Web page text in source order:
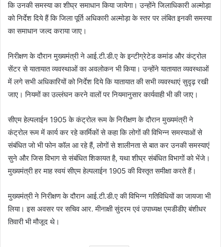
कि उनकी समस्या का शीघ्र समाधान किया जायेगा। उन्होंने जिलाधिकारी अल्मोड़ा
को निर्देश दिये हैं कि जिला पूर्ति अधिकारी अल्मोड़ा के स्तर पर लंबित इनकी समस्या
का समाधान जल्द कराया जाए।
निरीक्षण के दौरान मुख्यमंत्री ने आई.टी.डी.ए के इन्टीग्रेटेड कमांड और कंट्रोल
सेंटर से यातायात व्यवस्थाओं का अवलोकन भी किया। उन्होंने यातायात व्यवस्थाओं
में लगे सभी अधिकारियों को निर्देश दिये कि यातायात की सभी व्यवस्थाएं सुदृढ़ रखी
जाए। नियमों का उल्लंघन करने वालों पर नियमानुसार कार्यवाही भी की जाए।
सीएम हेल्पलाईन 1905 के कंट्रोल रूम के निरीक्षण के दौरान मुख्यमंत्री ने
कंट्रोल रूम में कार्य कर रहे कार्मिकों से कहा कि लोगों की विभिन्न समस्याओं से
संबंधित जो भी फोन कॉल आ रहे हैं, लोगों से शालीनता से बात कर उनकी समस्याएं
सुने और जिस विभाग से संबंधित शिकायत है, यथा शीघ्र संबंधित विभागों को भेंजे।
मुख्यमंत्री हर माह स्वयं सीएम हेल्पलाईन 1905 की विस्तृत समीक्षा करते हैं।
मुख्यमंत्री ने निरीक्षण के दौरान आई.टी.डी.ए की विभिन्न गतिविधियों का जायजा भी
लिया। इस अवसर पर सचिव आर. मीनाक्षी सुंदरम एवं उपाध्यक्ष एमडीडीए बंशीधर
तिवारी भी मौजूद थे।